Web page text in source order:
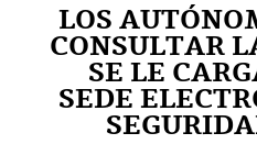
LOS
CONSULTAR
SE LE
SEDE